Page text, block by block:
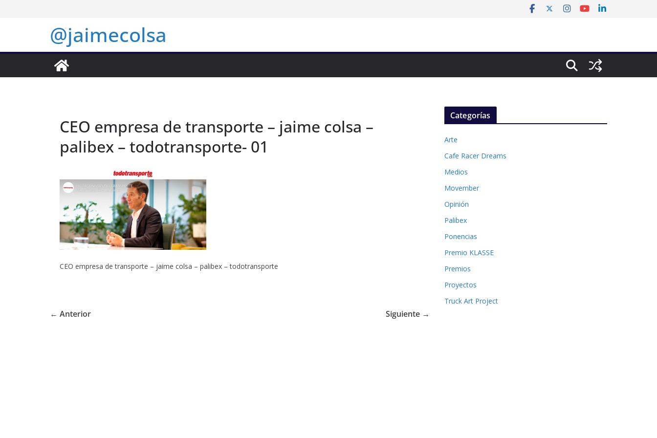
@jaimecolsa
CEO empresa de transporte – jaime colsa –
palibex – todotransporte- 01
CEO empresa de transporte – jaime colsa – palibex – todotransporte
← Anterior Siguiente →
Categorías
Arte
Cafe Racer Dreams
Medios
Movember
Opinión
Palibex
Ponencias
Premio KLASSE
Premios
Proyectos
Truck Art Project